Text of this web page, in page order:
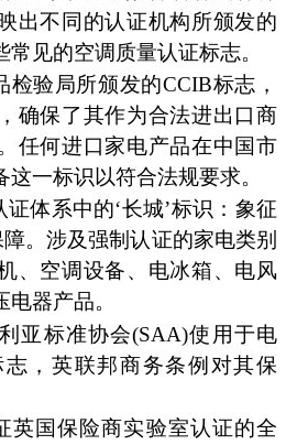
出不同的认证机构所颁发的
见的空调质量认证标志。
检验局所颁发的CCIB标志，
确保了其作为合法进出口商
任何进口家电产品在中国市
一标识以符合法规要求。
体系中的‘长城’标识：象征
。涉及强制认证的家电类别
、空调设备、电冰箱、电风
器产品。
亚标准协会(SAA)使用于电
，英联邦商务条例对其保
英国保险商实验室认证的全